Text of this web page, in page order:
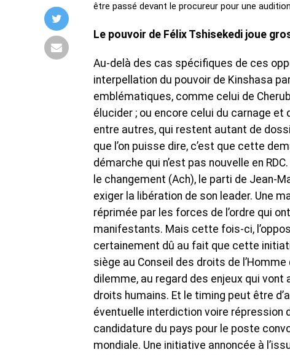
être passé devant le procureur pour une
Le pouvoir de Félix Tshisekedi joue
Au-delà des cas spécifiques de ces
interpellation du pouvoir de Kinshasa
emblématiques, comme celui de
élucider ; ou encore celui du carnage
entre autres, qui restent autant de
que l’on puisse dire, c’est que cette
démarche qui n’est pas nouvelle en
le changement (Ach), le parti de Jean-
exiger la libération de son leader. Une
réprimée par les forces de l’ordre qui
manifestants. Mais cette fois-ci,
certainement dû au fait que cette
siège au Conseil des droits de l’Homme
dilemme, au regard des enjeux qui
droits humains. Et le timing peut être
éventuelle interdiction voire répression
candidature du pays pour le poste
mondiale. Une initiative annoncée à